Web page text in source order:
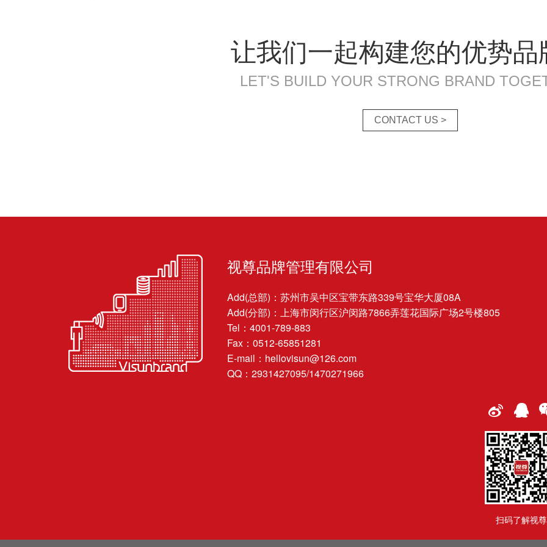
让我们一起构建您的优势品
LET'S BUILD YOUR STRONG BRAND
CONTACT US >
视尊品牌管理有限公司
Add(总部)：苏州市吴中区宝带东路339号宝华大厦08A
Add(分部)：上海市闵行区沪闵路7866弄莲花国际广场2号楼805
Tel：4001-789-883
Fax：0512-65851281
E-mail：hellovisun@126.com
QQ：2931427095/1470271966
扫码了解视尊